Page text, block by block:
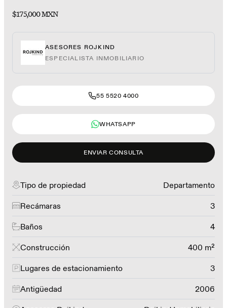
$175,000 MXN
ASESORES ROJKIND
ESPECIALISTA INMOBILIARIO
55 5520 4000
WHATSAPP
ENVIAR CONSULTA
Tipo de propiedad Departamento
Recámaras 3
Baños 4
Construcción 400 m²
Lugares de estacionamiento 3
Antigüedad 2006